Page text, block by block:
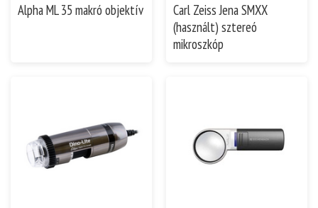
Alpha ML 35 makró objektív
Carl Zeiss Jena SMXX
(használt) sztereó
mikroszkóp